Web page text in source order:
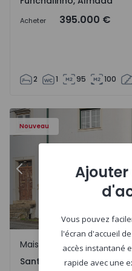
Acheter 395.000 €
2 1 95 100
Nouveau
Précédent
Santa Clara e Castelo
Maison Jumelée
Santa Clara e Castelo
Vous pouvez
l'écran d'accueil
accès instantané
rapide avec une